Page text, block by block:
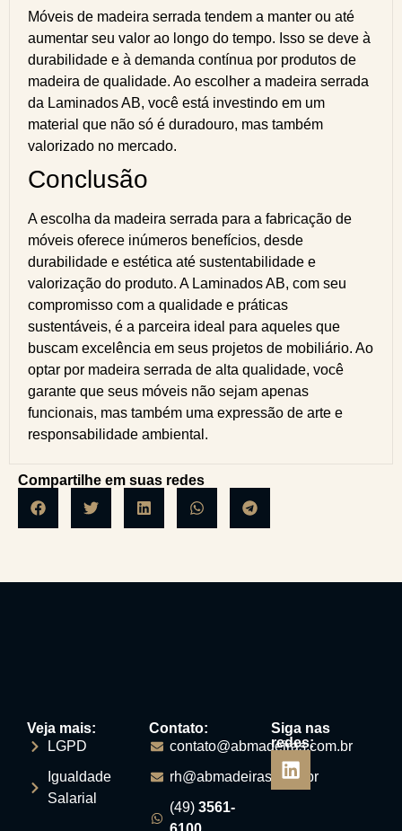
Móveis de madeira serrada tendem a manter ou até
aumentar seu valor ao longo do tempo. Isso se deve à
durabilidade e à demanda contínua por produtos de
madeira de qualidade. Ao escolher a madeira serrada
da Laminados AB, você está investindo em um
material que não só é duradouro, mas também
valorizado no mercado.
Conclusão
A escolha da madeira serrada para a fabricação de
móveis oferece inúmeros benefícios, desde
durabilidade e estética até sustentabilidade e
valorização do produto. A Laminados AB, com seu
compromisso com a qualidade e práticas
sustentáveis, é a parceira ideal para aqueles que
buscam excelência em seus projetos de mobiliário. Ao
optar por madeira serrada de alta qualidade, você
garante que seus móveis não sejam apenas
funcionais, mas também uma expressão de arte e
responsabilidade ambiental.
Compartilhe em suas redes
Veja mais:
LGPD
Igualdade
Salarial
Contato:
contato@abmadeiras.com.br
rh@abmadeiras.com.br
(49) 3561-
Siga nas
redes: